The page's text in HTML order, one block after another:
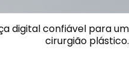
digital confiável para um
cirurgião plástico.